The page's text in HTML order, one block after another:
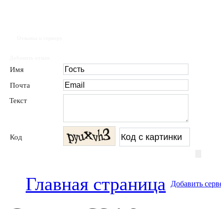
Имя
Почта
Текст
Код
Главная страница Добавить